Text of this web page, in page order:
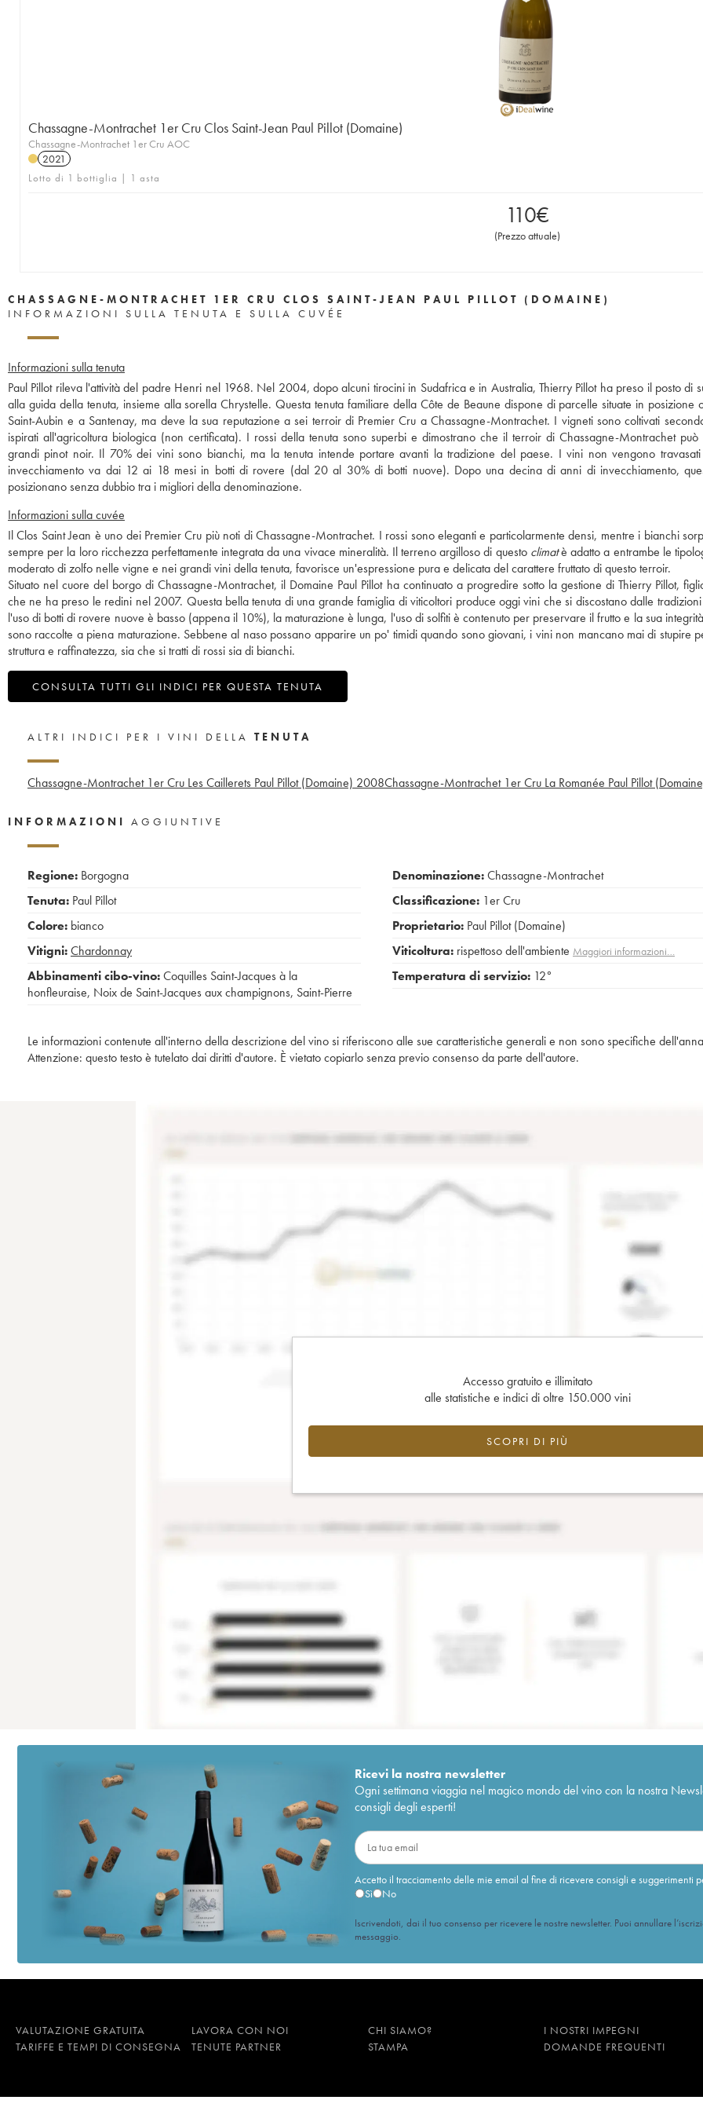
Chassagne-Montrachet 1er Cru Clos Saint-Jean Paul Pillot (Domaine)
Chassagne-Montrachet 1er Cru AOC
2021
Lotto di 1 bottiglia | 1 asta
110€
(Prezzo attuale)
CHASSAGNE-MONTRACHET 1ER CRU CLOS SAINT-JEAN PAUL PILLOT (DOMAINE)
INFORMAZIONI SULLA TENUTA E SULLA CUVÉE
Informazioni sulla tenuta
Paul Pillot rileva l'attività del padre Henri nel 1968. Nel 2004, dopo alcuni tirocini in Sudafrica e in Australia, Thierry Pillot ha preso il posto di
alla guida della tenuta, insieme alla sorella Chrystelle. Questa tenuta familiare della Côte de Beaune dispone di parcelle situate in posizione
Saint-Aubin e a Santenay, ma deve la sua reputazione a sei terroir di Premier Cru a Chassagne-Montrachet. I vigneti sono coltivati
ispirati all'agricoltura biologica (non certificata). I rossi della tenuta sono superbi e dimostrano che il terroir di Chassagne-Montrachet può
grandi pinot noir. Il 70% dei vini sono bianchi, ma la tenuta intende portare avanti la tradizione del paese. I vini non vengono
invecchiamento va dai 12 ai 18 mesi in botti di rovere (dal 20 al 30% di botti nuove). Dopo una decina di anni di invecchiamento,
posizionano senza dubbio tra i migliori della denominazione.
Informazioni sulla cuvée
Il Clos Saint Jean è uno dei Premier Cru più noti di Chassagne-Montrachet. I rossi sono eleganti e particolarmente densi, mentre i bianchi
sempre per la loro ricchezza perfettamente integrata da una vivace mineralità. Il terreno argilloso di questo climatè adatto a entrambe le
moderato di zolfo nelle vigne e nei grandi vini della tenuta, favorisce un'espressione pura e delicata del carattere fruttato di questo terroir.
Situato nel cuore del borgo di Chassagne-Montrachet, il Domaine Paul Pillot ha continuato a progredire sotto la gestione di Thierry Pillot,
che ne ha preso le redini nel 2007. Questa bella tenuta di una grande famiglia di viticoltori produce oggi vini che si discostano dalle
l'uso di botti di rovere nuove è basso (appena il 10%), la maturazione è lunga, l'uso di solfiti è contenuto per preservare il frutto e la sua
sono raccolte a piena maturazione. Sebbene al naso possano apparire un po' timidi quando sono giovani, i vini non mancano mai di stupire
struttura e raffinatezza, sia che si tratti di rossi sia di bianchi.
CONSULTA TUTTI GLI INDICI PER QUESTA TENUTA
ALTRI INDICI PER I VINI DELLA TENUTA
Chassagne-Montrachet 1er Cru Les Caillerets Paul Pillot (Domaine) 2008Chassagne-Montrachet 1er Cru La Romanée Paul Pillot
INFORMAZIONI AGGIUNTIVE
Regione: Borgogna
Tenuta: Paul Pillot
Colore: bianco
Vitigni:Chardonnay
Abbinamenti cibo-vino:Coquilles Saint-Jacques à la
honfleuraise, Noix de Saint-Jacques aux champignons, Saint-Pierre
Denominazione:Chassagne-Montrachet
Classificazione: 1er Cru
Proprietario: Paul Pillot (Domaine)
Viticoltura: rispettoso dell'ambiente Maggiori informazioni…
Temperatura di servizio: 12°
Le informazioni contenute all'interno della descrizione del vino si riferiscono alle sue caratteristiche generali e non sono specifiche
Attenzione: questo testo è tutelato dai diritti d'autore. È vietato copiarlo senza previo consenso da parte dell'autore.
Accesso gratuito e illimitato
alle statistiche e indici di oltre 150.000 vini
SCOPRI DI PIÙ
Ricevi la nostra newsletter
Ogni settimana viaggia nel magico mondo del vino con la nostra
consigli degli esperti!
Accetto il tracciamento delle mie email al fine di ricevere consigli e suggerimenti
Sì
No
Iscrivendoti, dai il tuo consenso per ricevere le nostre newsletter. Puoi annullare
messaggio.
VALUTAZIONE GRATUITA LAVORA CON NOI CHI SIAMO?
I NOSTRI IMPEGNI
TARIFFE E TEMPI DI CONSEGNA
TENUTE PARTNER STAMPA DOMANDE FREQUENTI